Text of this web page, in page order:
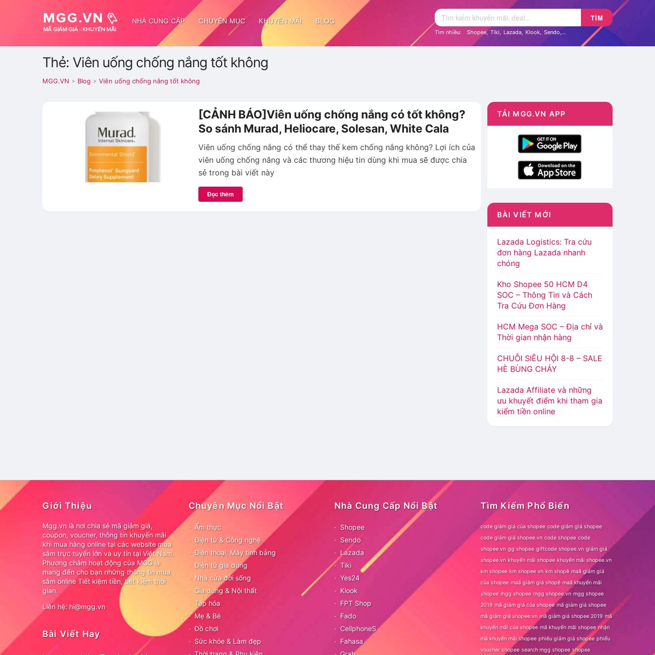
NHÀ CUNG CẤP CHUYÊN MỤC KHUYẾN MÃI BLOG TÌM
Tìm nhiều: Shopee, Tiki, Lazada, Klook, Sendo,...
Thẻ: Viên uống chống nắng tốt không
MGG.VN > Blog > Viên uống chống nắng tốt không
[CẢNH BÁO]Viên uống chống nắng có tốt không?
So sánh Murad, Heliocare, Solesan, White Cala
Viên uống chống nắng có thể thay thế kem chống nắng không? Lợi ích của
viên uống chống nắng và các thương hiệu tin dùng khi mua sẽ được chia
sẻ trong bài viết này
Đọc thêm
TẢI MGG.VN APP
BÀI VIẾT MỚI
Lazada Logistics: Tra cứu
đơn hàng Lazada nhanh
chóng
Kho Shopee 50 HCM D4
SOC – Thông Tin và Cách
Tra Cứu Đơn Hàng
HCM Mega SOC – Địa chỉ và
Thời gian nhận hàng
CHUỖI SIÊU HỘI 8-8 – SALE
HÈ BÙNG CHÁY
Lazada Affiliate và những
ưu khuyết điểm khi tham gia
kiếm tiền online
Giới Thiệu
Mgg.vn là nơi chia sẻ mã giảm giá,
coupon, voucher, thông tin khuyến mãi
khi mua hàng online tại các website mua
sắm trực tuyến lớn và uy tín tại Việt Nam.
Phương châm hoạt động của MGG là
mang đến cho bạn những thông tin mua
sắm online Tiết kiệm tiền, tiết kiệm thời
gian.
Liên hệ: hi@mgg.vn
Bài Viết Hay
Chuyên Mục Nổi Bật
Ẩm thực
Điện tử & Công nghệ
Điện thoại, Máy tính bảng
Điện tử gia dụng
Nhà cửa đời sống
Gia dụng & Nội thất
Tạp hóa
Mẹ & Bé
Đồ chơi
Sức khỏe & Làm đẹp
Nhà Cung Cấp Nổi Bật
Shopee
Sendo
Lazada
Tiki
Yes24
Klook
FPT Shop
Fado
CellphoneS
Fahasa
Tìm Kiếm Phổ Biến
code giảm giá của shopee code giảm giá shopee
code giảm giá shopee.vn code shopee code
shopee.vn gg shopee giftcode shopee.vn giảm giá
shopee.vn khuyến mãi shopee khuyến mãi shopee.vn
km shopee km shopee vn km shopê maã giảm giá
của shopee maã giảm giá shopê maã khuyến mãi
shopee mgg shopee mgg shopee.vn mgg shopee
2019 mã giảm giá của shopee mã giảm giá shopee
mã giảm giá shopee.vn mã giảm giá shopee 2019 mã
khuyến mãi của shopee mã khuyến mãi shopee nhận
mã khuyến mãi shopee phiếu giảm giá shopee phiếu
voucher shopee search mgg shopee shopee